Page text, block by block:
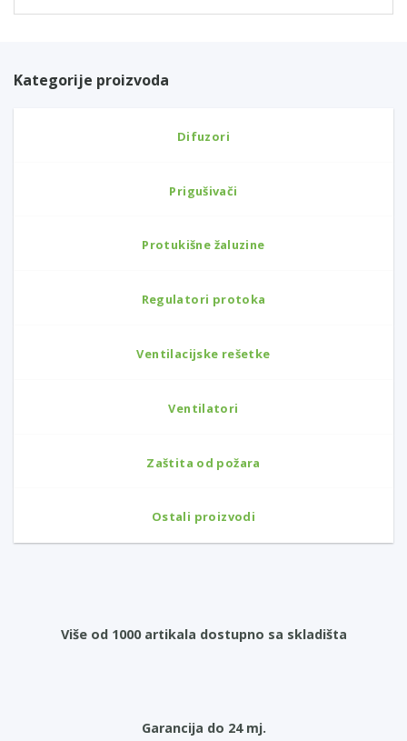
Kategorije proizvoda
Difuzori
Prigušivači
Protukišne žaluzine
Regulatori protoka
Ventilacijske rešetke
Ventilatori
Zaštita od požara
Ostali proizvodi
Više od 1000 artikala dostupno sa skladišta
Garancija do 24 mj.